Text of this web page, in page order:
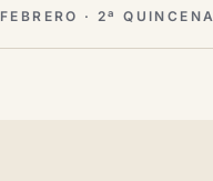
FEBRERO · 2ª QUINCENA